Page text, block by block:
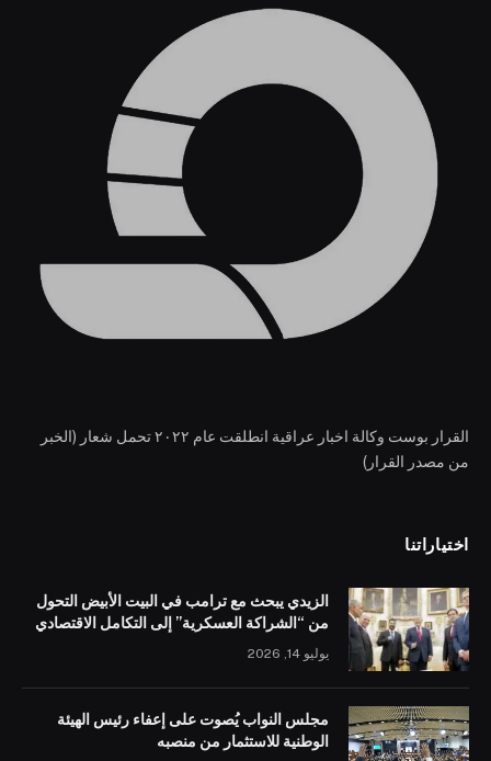
القرار بوست وكالة اخبار عراقية انطلقت عام ٢٠٢٢ تحمل شعار (الخبر
من مصدر القرار)
اختياراتنا
الزيدي يبحث مع ترامب في البيت الأبيض التحول
من “الشراكة العسكرية” إلى التكامل الاقتصادي
يوليو 14, 2026
مجلس النواب يُصوت على إعفاء رئيس الهيئة
الوطنية للاستثمار من منصبه